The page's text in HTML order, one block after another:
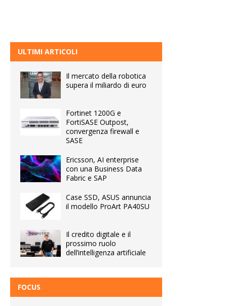
ULTIMI ARTICOLI
Il mercato della robotica
supera il miliardo di euro
Fortinet 1200G e
FortiSASE Outpost,
convergenza firewall e
SASE
Ericsson, AI enterprise
con una Business Data
Fabric e SAP
Case SSD, ASUS annuncia
il modello ProArt PA40SU
Il credito digitale e il
prossimo ruolo
dell’intelligenza artificiale
FOCUS